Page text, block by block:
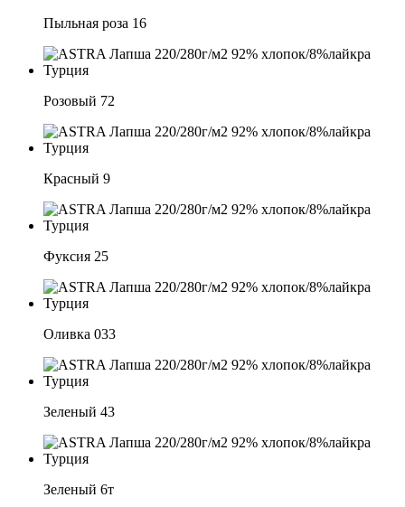
Пыльная роза 16
Розовый 72
Красный 9
Фуксия 25
Оливка 033
Зеленый 43
Зеленый 6т